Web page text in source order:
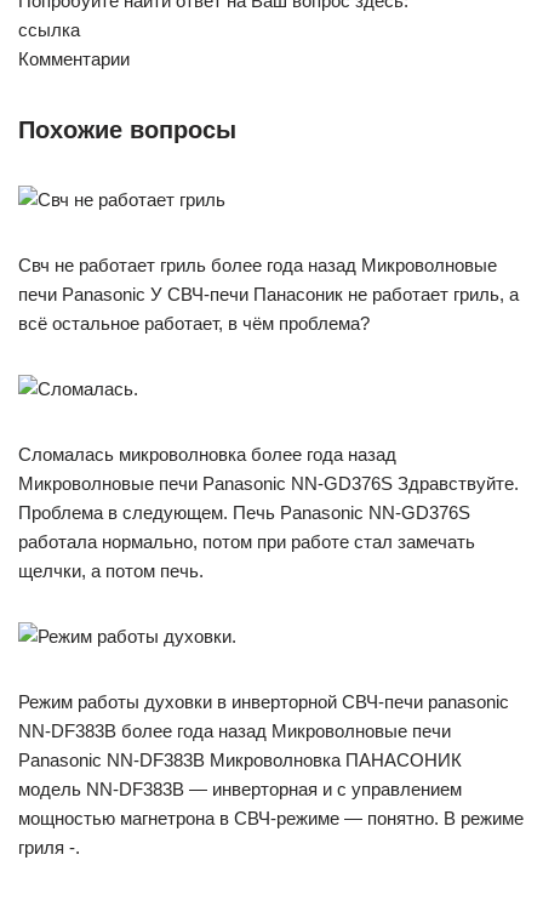
ссылка
Комментарии
Похожие вопросы
Свч не работает гриль более года назад Микроволновые
печи Panasonic У СВЧ-печи Панасоник не работает гриль, а
всё остальное работает, в чём проблема?
Сломалась микроволновка более года назад
Микроволновые печи Panasonic NN-GD376S Здравствуйте.
Проблема в следующем. Печь Panasonic NN-GD376S
работала нормально, потом при работе стал замечать
щелчки, а потом печь.
Режим работы духовки в инверторной СВЧ-печи panasonic
NN-DF383B более года назад Микроволновые печи
Panasonic NN-DF383B Микроволновка ПАНАСОНИК
модель NN-DF383B — инверторная и с управлением
мощностью магнетрона в СВЧ-режиме — понятно. В режиме
гриля -.